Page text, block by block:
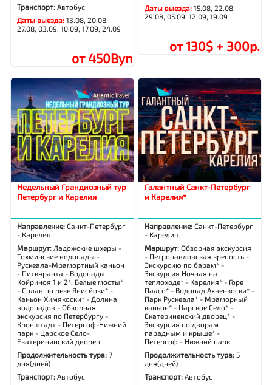
Транспорт:Автобус
Даты выезда:13.08, 20.08,
27.08, 03.09, 10.09, 17.09, 24.09
от 450Byn
Даты выезда:15.08, 22.08,
29.08, 05.09, 12.09, 19.09
от 130$ + 300р.
Недельный Грандиозный тур
Петербург и Карелия
Направление:Санкт-Петербург
- Карелия
Маршрут: Ладожские шхеры -
Тохминские водопады -
Рускеала-Мрамортный каньон
- Питкяранта - Водопады
Койриноя 1 и 2*, Белые мосты*
- Сплав по реке Янисйоки* -
Каньон Химякоски* - Долина
водопадов - Обзорная
экскурсия по Петербургу -
Кронштадт - Петергоф-Нижний
парк - Царское Село-
Екатерининский дворец
Продолжительность тура:7
дня(дней)
Транспорт:Автобус
Галантный Санкт-Петербург
и Карелия*
Направление:Санкт-Петербург
- Карелия
Маршрут:Обзорная экскурсия
- Петропавловская крепость -
Экскурсию по барам* -
Экскурсия Ночная на
теплоходе* - Карелия* - Горе
Паасо* - Водопад Ахвенкоски* -
Парк Рускеала* - Мраморный
каньон* - Царское Село* -
Екатериненский дворец* -
Экскурсия по дворам
парадным и крыше* -
Петергоф - Нижний парк
Продолжительность тура: 5
дня(дней)
Транспорт:Автобус